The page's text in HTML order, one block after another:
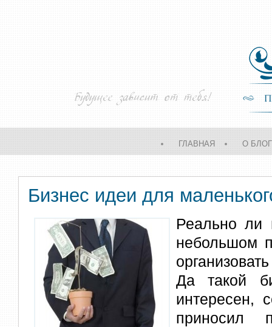
ГЛАВНАЯ О
Бизнес идеи для
Реально
небольшом
Да такой
интересен,
приносил